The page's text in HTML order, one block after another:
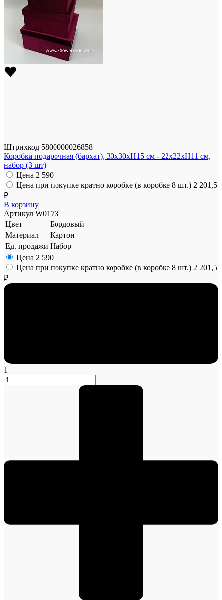
Штрихкод 5800000026858
Коробка подарочная (бархат), 30x30xH15 см - 22x22xH11 см,
набор (3 шт)
Цена 2 590
Цена при покупке кратно коробке (в коробке 8 шт.) 2 201,5
₽
В корзину
Артикул W0173
Цвет
Бордовый
Материал
Картон
Ед. продажи Набор
Цена 2 590
Цена при покупке кратно коробке (в коробке 8 шт.) 2 201,5
₽
1